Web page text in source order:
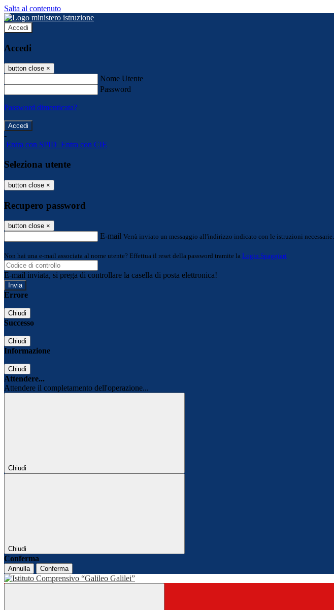
Salta al contenuto
Accedi
Accedi
button close ×
Nome Utente
Password
Password dimenticata?
-
Entra con SPID Entra con CIE
Seleziona utente
button close ×
Recupero password
button close ×
E-mail Verrà inviato un messaggio all'indirizzo indicato con le istruzioni necessarie.
Non hai una e-mail associata al nome utente? Effettua il reset della password tramite la Login Spaggiari
E-mail inviata, si prega di controllare la casella di posta elettronica!
Errore
Chiudi
Successo
Chiudi
Informazione
Chiudi
Attendere...
Attendere il completamento dell'operazione...
Chiudi
Chiudi
Conferma
Annulla Conferma